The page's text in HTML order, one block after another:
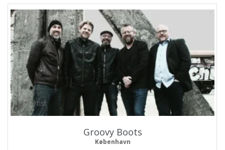
ProArtist
Groovy Boots
København